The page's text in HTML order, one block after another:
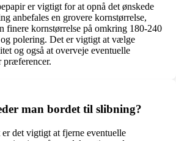
er vigtigt for at opnå det ønskede
anbefales en grovere kornstørrelse,
finere kornstørrelse på omkring 180-240
polering. Det er vigtigt at vælge
og også at overveje eventuelle
præferencer.
man bordet til slibning?
det vigtigt at fjerne eventuelle